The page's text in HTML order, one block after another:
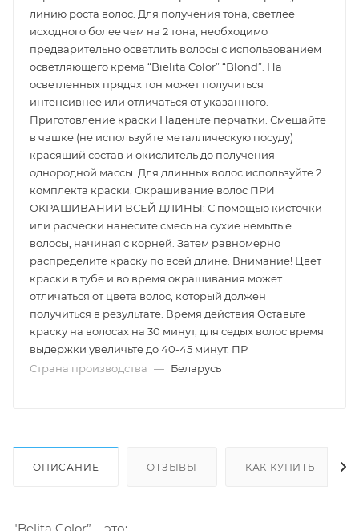
линию роста волос. Для получения тона, светлее
исходного более чем на 2 тона, необходимо
предварительно осветлить волосы с использованием
осветляющего крема “Bielita Color” “Blond”. На
осветленных прядях тон может получиться
интенсивнее или отличаться от указанного.
Приготовление краски Наденьте перчатки. Смешайте
в чашке (не используйте металлическую посуду)
красящий состав и окислитель до получения
однородной массы. Для длинных волос используйте 2
комплекта краски. Окрашивание волос ПРИ
ОКРАШИВАНИИ ВСЕЙ ДЛИНЫ: С помощью кисточки
или расчески нанесите смесь на сухие немытые
волосы, начиная с корней. Затем равномерно
распределите краску по всей длине. Внимание! Цвет
краски в тубе и во время окрашивания может
отличаться от цвета волос, который должен
получиться в результате. Время действия Оставьте
краску на волосах на 30 минут, для седых волос время
выдержки увеличьте до 40-45 минут. ПР
Страна производства — Беларусь
ОПИСАНИЕ ОТЗЫВЫ КАК КУПИТЬ